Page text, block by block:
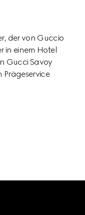
der von Guccio
in einem Hotel
Gucci Savoy
Prägeservice